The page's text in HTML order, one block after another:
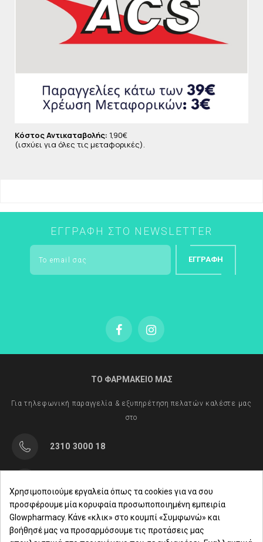
λευκαντική δράση. Η ξυλιτόλη, η echinacea, το
αρπαγόφυτο και η σεντέλα αναγεννούν κι
ενυδατώνουν το στοματικό βλεννογόνο και τα ούλα,
ενώ έχουν και αντιφλεγμονώδη δράση. ΑΚΟΜΗ: με
RDA:50 και πέρλες power menthol για φρεσκάδα που
διαρκεί. Χωρίς SLS. Κατάλληλη και για παιδιά άνω
των 2 ετών..
Κόστος Αντικαταβολής: 1,90€
(ισχύει για όλες τις μεταφορικές).
ΕΓΓΡΑΦΉ ΣΤΟ NEWSLETTER
ΕΓΓΡΑΦΉ
ΤΟ ΦΑΡΜΑΚΕΙΟ ΜΑΣ
Για τηλεφωνική παραγγελία & εξυπηρέτηση πελατών καλέστε μας
στο
2310 3000 18
Δευ. - Παρ.: 8:00 - 21:00
Σάββατο: 09:00-15:00
Χρησιμοποιούμε εργαλεία όπως τα cookies για να σου
προσφέρουμε μία κορυφαία προσωποποιημένη εμπειρία
Glowpharmacy. Κάνε «κλικ» στο κουμπί «Συμφωνώ» και
βοήθησέ μας να προσαρμόσουμε τις προτάσεις μας